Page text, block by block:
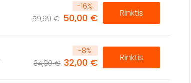
-16%
59,99 € 50,00 € Rinktis
-8%
34,90 € 32,00 € Rinktis